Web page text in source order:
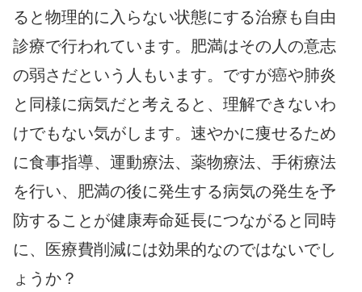
ると物理的に入らない状態にする治療も自由
診療で行われています。肥満はその人の意志
の弱さだという人もいます。ですが癌や肺炎
と同様に病気だと考えると、理解できないわ
けでもない気がします。速やかに痩せるため
に食事指導、運動療法、薬物療法、手術療法
を行い、肥満の後に発生する病気の発生を予
防することが健康寿命延長につながると同時
に、医療費削減には効果的なのではないでし
ょうか？